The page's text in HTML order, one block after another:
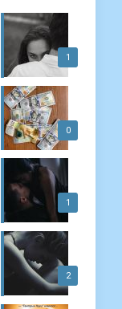
1
0
1
2